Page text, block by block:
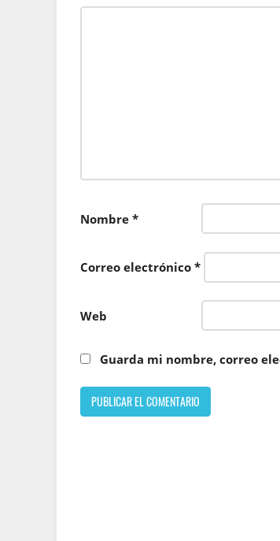
Nombre *
Correo electrónico *
Web
Guarda mi nombre, correo